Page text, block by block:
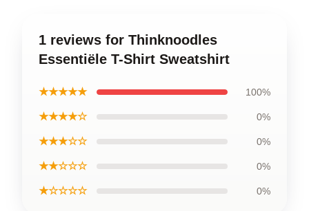
1 reviews for Thinknoodles
Essentiële T-Shirt Sweatshirt
★★★★★ 100%
★★★★☆ 0%
★★★☆☆ 0%
★★☆☆☆ 0%
★☆☆☆☆ 0%